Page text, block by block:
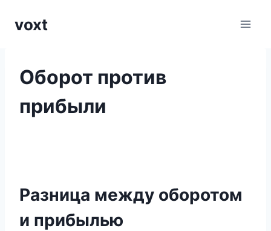
voxt
Оборот против
прибыли
Разница между оборотом
и прибылью